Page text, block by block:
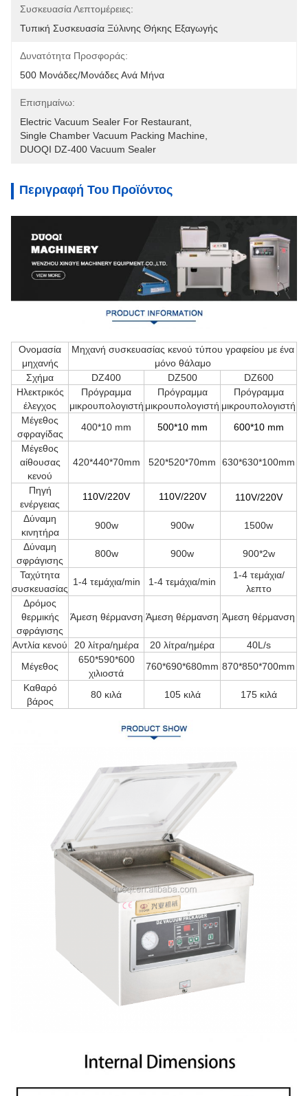
Συσκευασία Λεπτομέρειες:
Τυπική Συσκευασία Ξύλινης Θήκης Εξαγωγής
Δυνατότητα Προσφοράς:
500 Μονάδες/μονάδες Ανά Μήνα
Επισημαίνω:
Electric Vacuum Sealer For Restaurant
Single Chamber Vacuum Packing Machine
DUOQI DZ-400 Vacuum Sealer
Περιγραφή Του Προϊόντος
Ονομασία
μηχανής
Μηχανή συσκευασίας κενού τύπου γραφείου με ένα
μόνο θάλαμο
Σχήμα
DZ400 DZ500
DZ600
Ηλεκτρικός
έλεγχος
Πρόγραμμα
μικρουπολογιστή
Πρόγραμμα
μικρουπολογιστή
Πρόγραμμα
μικρουπολογιστή
Μέγεθος
σφραγίδας
400*10 mm 500*10 mm
600*10 mm
Μέγεθος
αίθουσας
κενού
420*440*70mm 520*520*70mm 630*630*100mm
Πηγή
ενέργειας
110V/220V 110V/220V 110V/220V
Δύναμη
κινητήρα
900w 900w
1500w
Δύναμη
σφράγισης
800w 900w
900*2w
Ταχύτητα
συσκευασίας
1-4 τεμάχια/min 1-4 τεμάχια/min
1-4 τεμάχια/
λεπτο
Δρόμος
θερμικής
σφράγισης
Άμεση θέρμανση Άμεση θέρμανση Άμεση θέρμανση
Αντλία κενού 20 λίτρα/ημέρα 20 λίτρα/ημέρα
40L/s
Μέγεθος
650*590*600
χιλιοστά
760*690*680mm 870*850*700mm
Καθαρό
βάρος
80 κιλά 105 κιλά 175 κιλά